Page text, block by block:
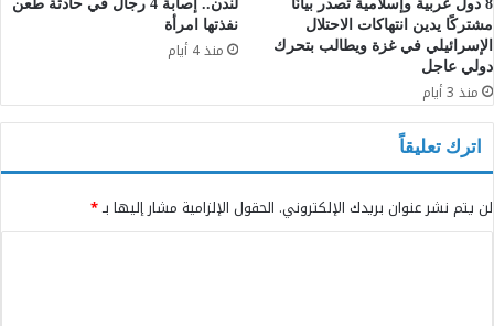
8 دول عربية وإسلامية تصدر بيانًا
مشتركًا يدين انتهاكات الاحتلال
الإسرائيلي في غزة ويطالب بتحرك
دولي عاجل
منذ 3 أيام
لندن.. إصابة 4 رجال في حادثة طعن
نفذتها امرأة
منذ 4 أيام
اترك تعليقاً
لن يتم نشر عنوان بريدك الإلكتروني. الحقول الإلزامية مشار إليها بـ*